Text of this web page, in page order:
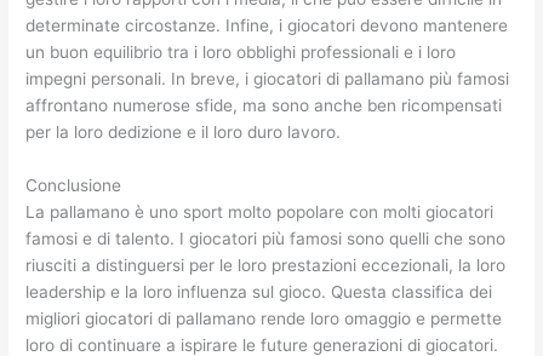
determinate circostanze. Infine, i giocatori devono mantenere
un buon equilibrio tra i loro obblighi professionali e i loro
impegni personali. In breve, i giocatori di pallamano più famosi
affrontano numerose sfide, ma sono anche ben ricompensati
per la loro dedizione e il loro duro lavoro.
Conclusione
La pallamano è uno sport molto popolare con molti giocatori
famosi e di talento. I giocatori più famosi sono quelli che sono
riusciti a distinguersi per le loro prestazioni eccezionali, la loro
leadership e la loro influenza sul gioco. Questa classifica dei
migliori giocatori di pallamano rende loro omaggio e permette
loro di continuare a ispirare le future generazioni di giocatori.